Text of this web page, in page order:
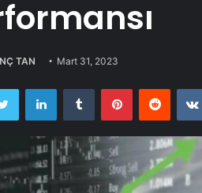
TAN Mart 31, 2023
Twitter LinkedInTumblr PinterestReddit